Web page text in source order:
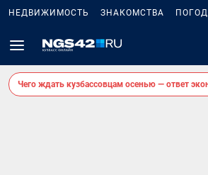
НЕДВИЖИМОСТЬ ЗНАКОМСТВА
Чего ждать кузбассовцам осенью — ответ